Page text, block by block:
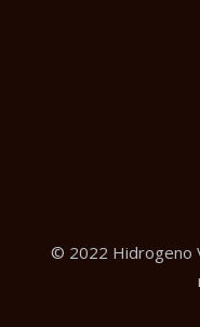
© 2022 Hidrogeno